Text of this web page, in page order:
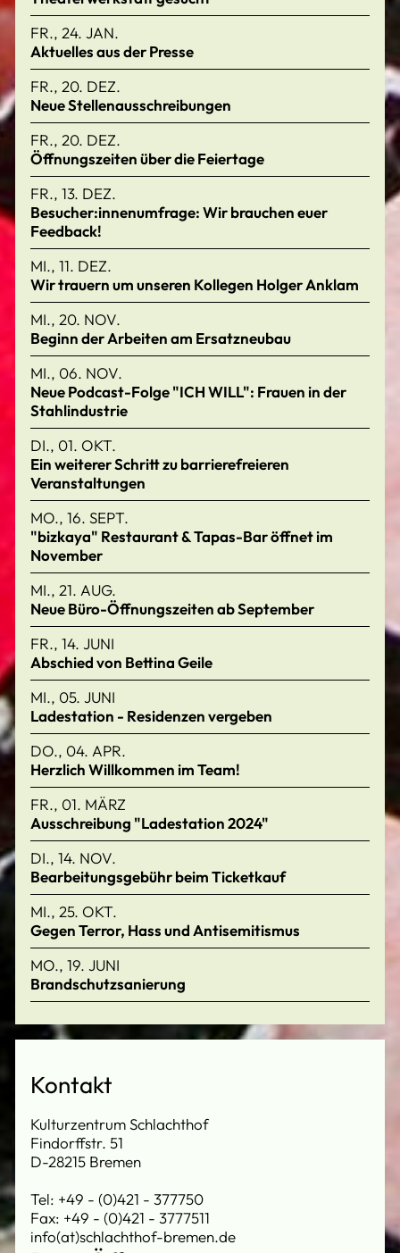
FR., 24. JAN.
Aktuelles aus der Presse
FR., 20. DEZ.
Neue Stellenausschreibungen
FR., 20. DEZ.
Öffnungszeiten über die Feiertage
FR., 13. DEZ.
Besucher:innenumfrage: Wir brauchen euer
Feedback!
MI., 11. DEZ.
Wir trauern um unseren Kollegen Holger Anklam
MI., 20. NOV.
Beginn der Arbeiten am Ersatzneubau
MI., 06. NOV.
Neue Podcast-Folge "ICH WILL": Frauen in der
Stahlindustrie
DI., 01. OKT.
Ein weiterer Schritt zu barrierefreieren
Veranstaltungen
MO., 16. SEPT.
"bizkaya" Restaurant & Tapas-Bar öffnet im
November
MI., 21. AUG.
Neue Büro-Öffnungszeiten ab September
FR., 14. JUNI
Abschied von Bettina Geile
MI., 05. JUNI
Ladestation - Residenzen vergeben
DO., 04. APR.
Herzlich Willkommen im Team!
FR., 01. MÄRZ
Ausschreibung "Ladestation 2024"
DI., 14. NOV.
Bearbeitungsgebühr beim Ticketkauf
MI., 25. OKT.
Gegen Terror, Hass und Antisemitismus
MO., 19. JUNI
Brandschutzsanierung
Kontakt
Kulturzentrum Schlachthof
Findorffstr. 51
D-28215 Bremen
Tel: +49 - (0)421 - 377750
Fax: +49 - (0)421 - 3777511
info(at)schlachthof-bremen.de